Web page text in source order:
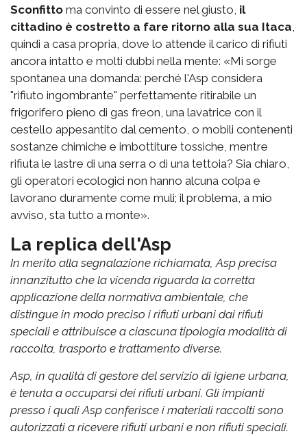
Sconfitto ma convinto di essere nel giusto, il
cittadino è costretto a fare ritorno alla sua Itaca
quindi a casa propria, dove lo attende il carico di rifiuti
ancora intatto e molti dubbi nella mente: «Mi sorge
spontanea una domanda: perché l'Asp considera
"rifiuto ingombrante" perfettamente ritirabile un
frigorifero pieno di gas freon, una lavatrice con il
cestello appesantito dal cemento, o mobili contenenti
sostanze chimiche e imbottiture tossiche, mentre
rifiuta le lastre di una serra o di una tettoia? Sia chiaro,
gli operatori ecologici non hanno alcuna colpa e
lavorano duramente come muli; il problema, a mio
avviso, sta tutto a monte».
La replica dell'Asp
In merito alla segnalazione richiamata, Asp precisa
innanzitutto che la vicenda riguarda la corretta
applicazione della normativa ambientale, che
distingue in modo preciso i rifiuti urbani dai rifiuti
speciali e attribuisce a ciascuna tipologia modalità di
raccolta, trasporto e trattamento diverse.
Asp, in qualità di gestore del servizio di igiene urbana,
è tenuta a occuparsi dei rifiuti urbani. Gli impianti
presso i quali Asp conferisce i materiali raccolti sono
autorizzati a ricevere rifiuti urbani e non rifiuti speciali.